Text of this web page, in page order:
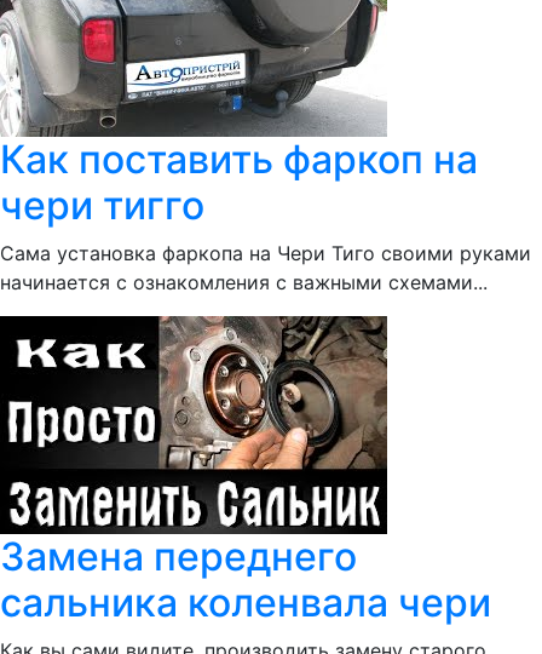
Как поставить фаркоп на
чери тигго
Сама установка фаркопа на Чери Тиго своими руками
начинается с ознакомления с важными схемами...
Замена переднего
сальника коленвала чери